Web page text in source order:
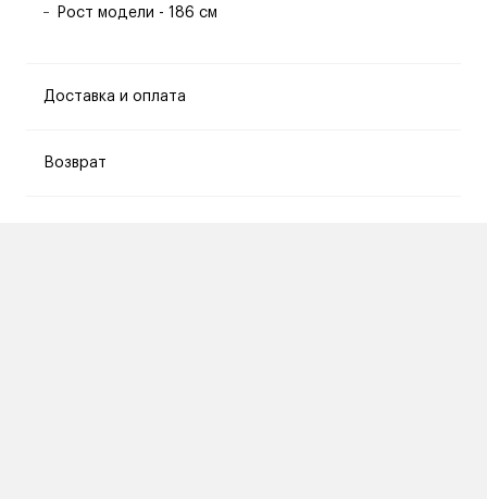
Рост модели - 186 см
Доставка и оплата
Возврат